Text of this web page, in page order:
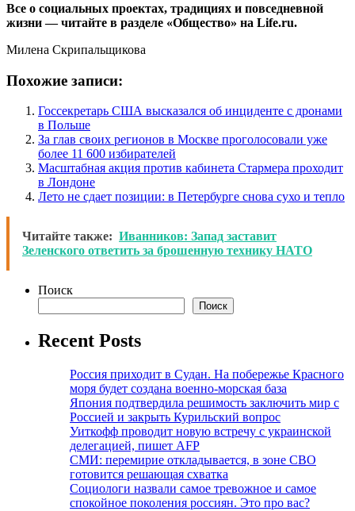
Все о социальных проектах, традициях и повседневной
жизни — читайте в разделе «Общество» на Life.ru.
Милена Скрипальщикова
Похожие записи:
Госсекретарь США высказался об инциденте с дронами
в Польше
За глав своих регионов в Москве проголосовали уже
более 11 600 избирателей
Масштабная акция против кабинета Стармера проходит
в Лондоне
Лето не сдает позиции: в Петербурге снова сухо и тепло
Читайте также: Иванников: Запад заставит
Зеленского ответить за брошенную технику НАТО
Поиск
Поиск
Recent Posts
Россия приходит в Судан. На побережье Красного
моря будет создана военно-морская база
Япония подтвердила решимость заключить мир с
Россией и закрыть Курильский вопрос
Уиткофф проводит новую встречу с украинской
делегацией, пишет AFP
СМИ: перемирие откладывается, в зоне СВО
готовится решающая схватка
Социологи назвали самое тревожное и самое
спокойное поколения россиян. Это про вас?